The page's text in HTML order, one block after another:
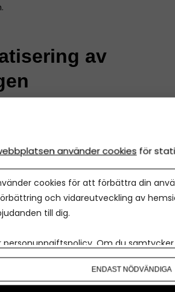
av
kan automatisera mycket
kan systemet:
kostnader automatiskt
snabbare.
Följ Spiris nyhetsbrev här.Få tips,
för företagare.
använder cookies för
cookies för att förbättra din
och vidareutveckling av
till dig.
personuppgiftspolicy. Om du
ditt val i efterhand hittar du den
ENDAST NÖDVÄNDIGA